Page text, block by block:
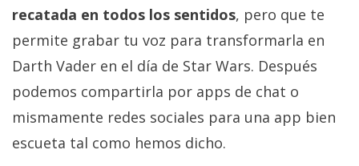
recatada en todos los sentidos, pero que te
permite grabar tu voz para transformarla en
Darth Vader en el día de Star Wars. Después
podemos compartirla por apps de chat o
mismamente redes sociales para una app bien
escueta tal como hemos dicho.